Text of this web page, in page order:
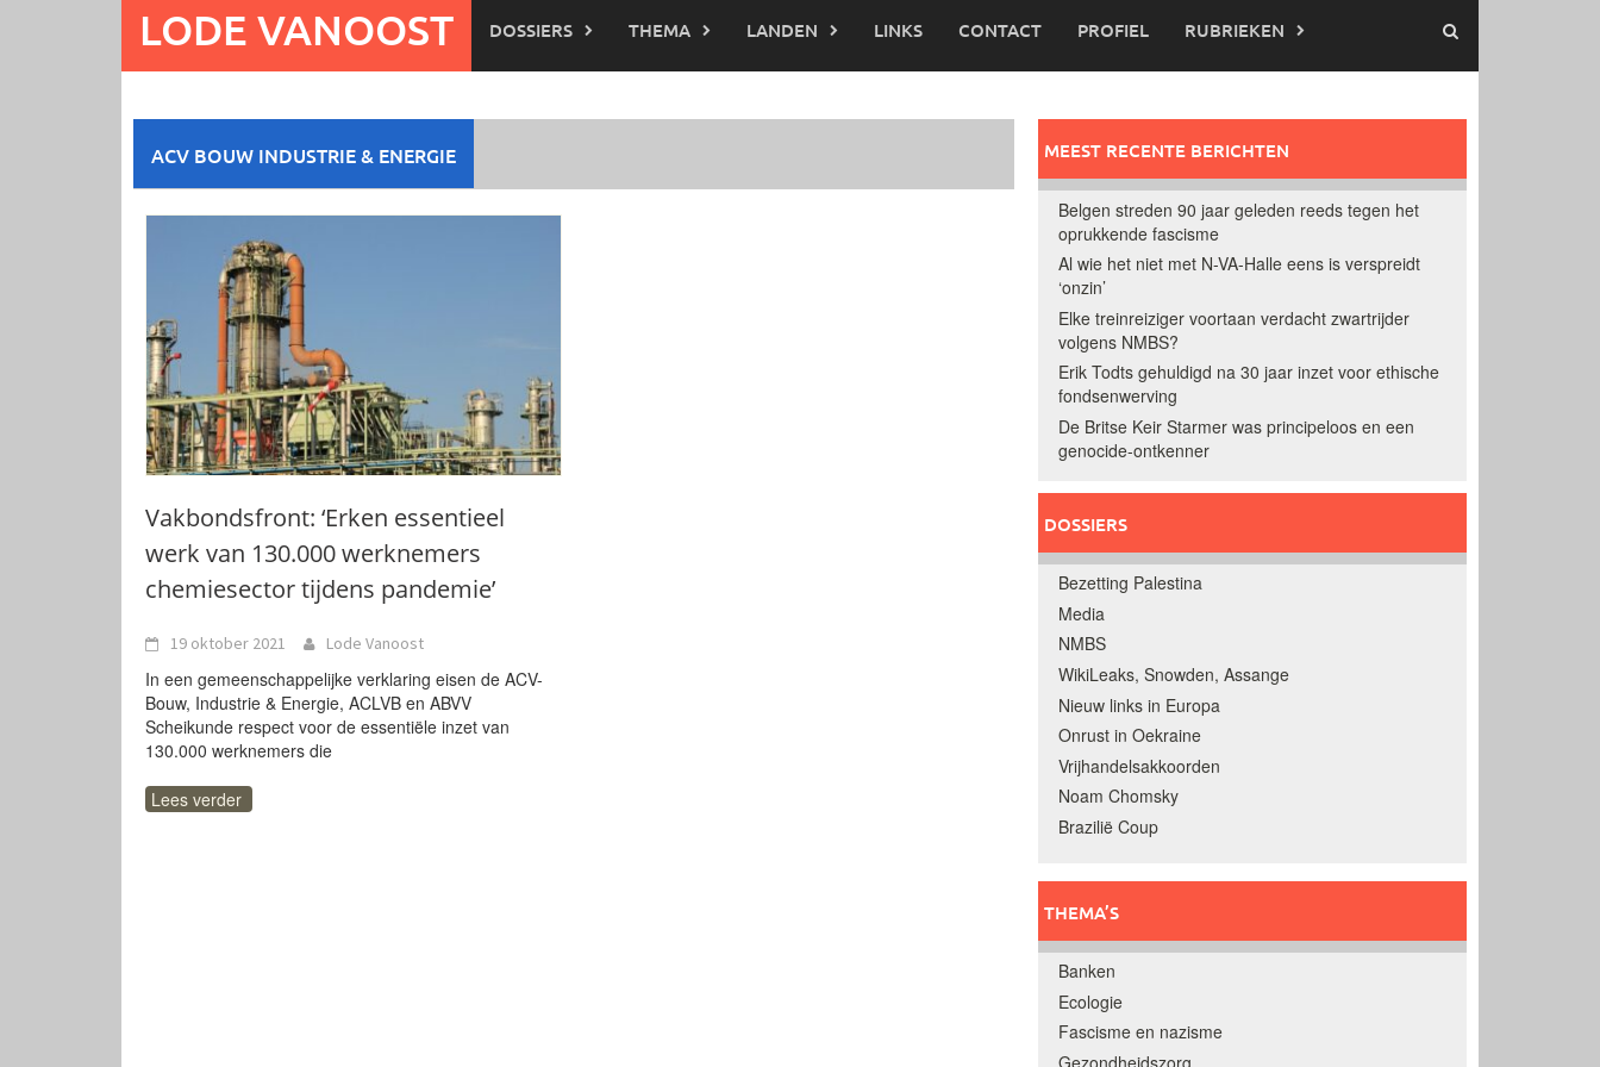
LODE VANOOST DOSSIERS THEMA LANDEN LINKS CONTACT PROFIEL RUBRIEKEN
ACV BOUW INDUSTRIE & ENERGIE
Vakbondsfront: ‘Erken essentieel
werk van 130.000 werknemers
chemiesector tijdens pandemie’
19 oktober 2021 Lode Vanoost
In een gemeenschappelijke verklaring eisen de ACV-
Bouw, Industrie & Energie, ACLVB en ABVV
Scheikunde respect voor de essentiële inzet van
130.000 werknemers die
Lees verder
MEEST RECENTE BERICHTEN
Belgen streden 90 jaar geleden reeds tegen het
oprukkende fascisme
Al wie het niet met N-VA-Halle eens is verspreidt
‘onzin’
Elke treinreiziger voortaan verdacht zwartrijder
volgens NMBS?
Erik Todts gehuldigd na 30 jaar inzet voor ethische
fondsenwerving
De Britse Keir Starmer was principeloos en een
genocide-ontkenner
DOSSIERS
Bezetting Palestina
Media
NMBS
WikiLeaks, Snowden, Assange
Nieuw links in Europa
Onrust in Oekraine
Vrijhandelsakkoorden
Noam Chomsky
Brazilië Coup
THEMA’S
Banken
Ecologie
Fascisme en nazisme
Gezondheidszorg